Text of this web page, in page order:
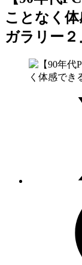
ことなく
ガラリー２